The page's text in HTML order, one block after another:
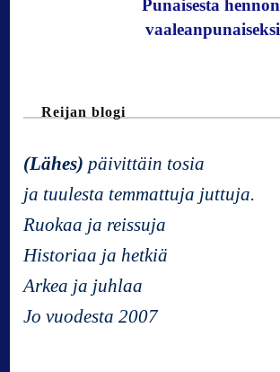
v
i
g
Punaisesta hennon
vaaleanpunaiseksi
Reijan blogi
(Lähes) päivittäin tosia
ja tuulesta temmattuja juttuja.
Ruokaa ja reissuja
Historiaa ja hetkiä
Arkea ja juhlaa
Jo vuodesta 2007